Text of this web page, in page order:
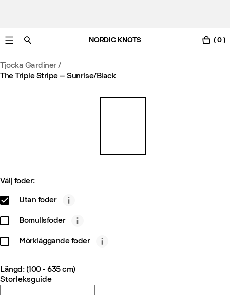
NORDIC KNOTS ( 0 )
Tjocka Gardiner/
The Triple Stripe – Sunrise/Black
Välj foder:
Utan foder
Bomullsfoder
Mörkläggande foder
Längd: (100 - 635 cm)
Storleksguide